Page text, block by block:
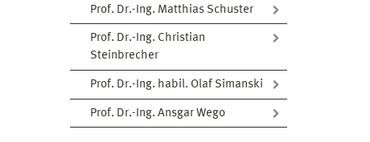
Prof. Dr.-Ing. Matthias Schuster
Prof. Dr.-Ing. Christian
Steinbrecher
Prof. Dr.-Ing. habil. Olaf Simanski
Prof. Dr.-Ing. Ansgar Wego